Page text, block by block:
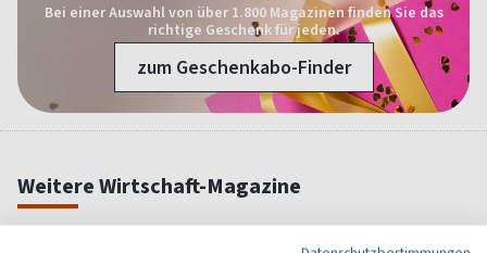
Bei einer Auswahl von über 1.800 Magazinen finden Sie das
richtige Geschenk für jeden.
zum Geschenkabo-Finder
Weitere Wirtschaft-Magazine